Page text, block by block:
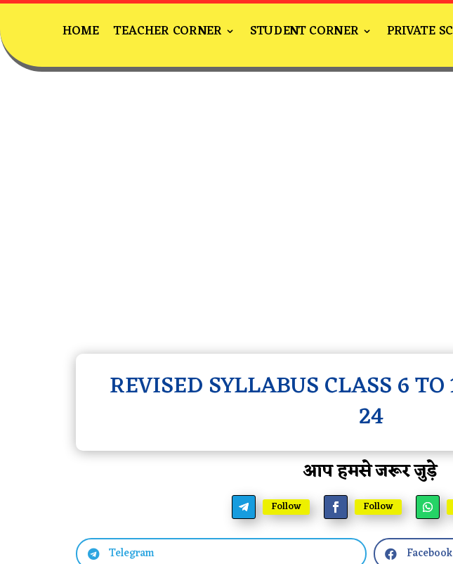
HOME TEACHER CORNER STUDENT CORNER PRIVATE
REVISED SYLLABUS CLASS 6
24
आप हमसे जरूर जुड़े
Follow Follow
 Telegram  Facebook